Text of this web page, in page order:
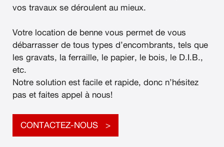
vos travaux se déroulent au mieux.
Votre location de benne vous permet de vous
débarrasser de tous types d’encombrants, tels que
les gravats, la ferraille, le papier, le bois, le D.I.B.,
etc.
Notre solution est facile et rapide, donc n’hésitez
pas et faites appel à nous!
CONTACTEZ-NOUS